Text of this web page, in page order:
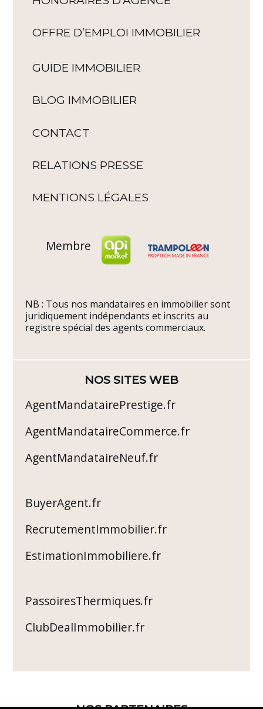
OFFRE D’EMPLOI IMMOBILIER
GUIDE IMMOBILIER
BLOG IMMOBILIER
CONTACT
RELATIONS PRESSE
MENTIONS LÉGALES
Membre
NB : Tous nos mandataires en immobilier sont
juridiquement indépendants et inscrits au
registre spécial des agents commerciaux.
NOS SITES WEB
AgentMandatairePrestige.fr
AgentMandataireCommerce.fr
AgentMandataireNeuf.fr
BuyerAgent.fr
RecrutementImmobilier.fr
EstimationImmobiliere.fr
PassoiresThermiques.fr
ClubDealImmobilier.fr